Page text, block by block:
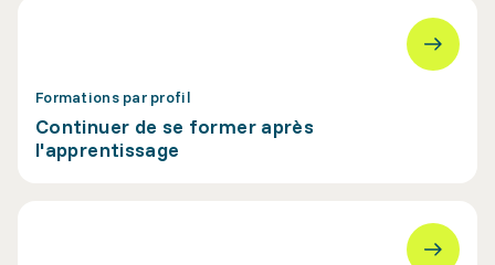
Formations par profil
Continuer de se former après
l'apprentissage